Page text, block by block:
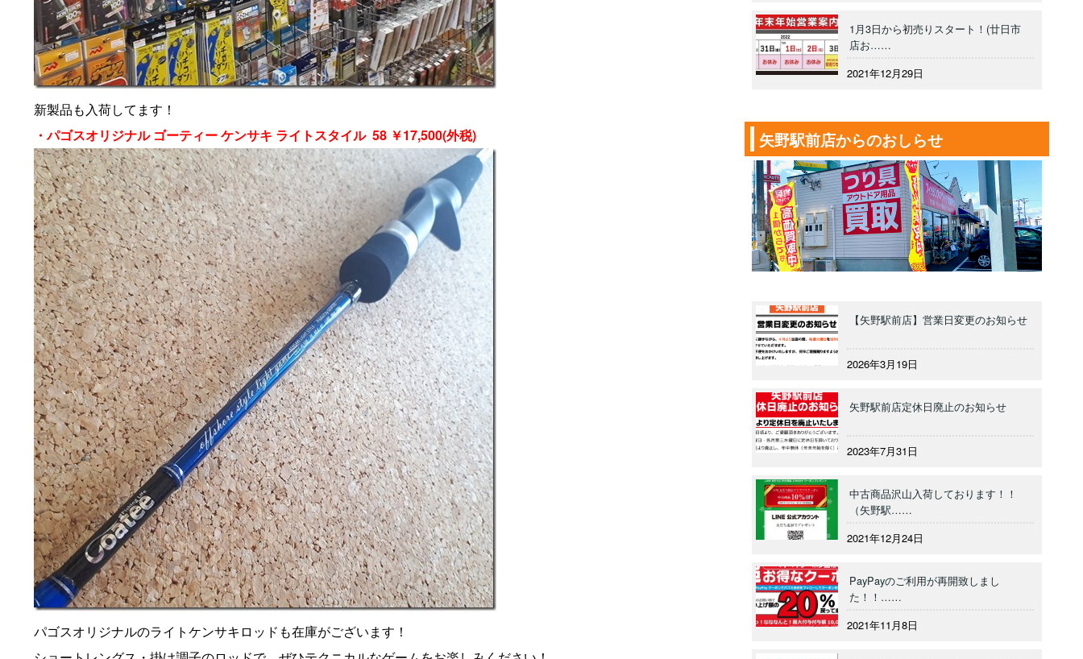
新製品も入荷してます！
・パゴスオリジナル ゴーティー ケンサキ ライトスタイル 58 ￥17,500(外税)
パゴスオリジナルのライトケンサキロッドも在庫がございます！
1月3日から初売りスタート！(廿日市
店お……
2021年12月29日
矢野駅前店からのおしらせ
【矢野駅前店】営業日変更のお知らせ
2026年3月19日
矢野駅前店定休日廃止のお知らせ
2023年7月31日
中古商品沢山入荷しております！！
（矢野駅……
2021年12月24日
PayPayのご利用が再開致しまし
た！！……
2021年11月8日